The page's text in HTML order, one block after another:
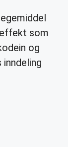
som
og
inndeling